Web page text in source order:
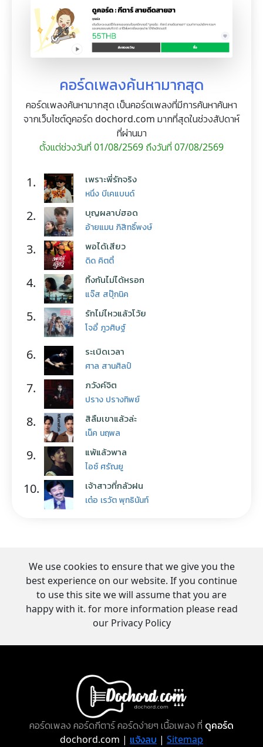
คอร์ดเพลงค้นหามากสุด
คอร์ดเพลงค้นหามากสุด เป็นคอร์ดเพลงที่มีการค้นหาค้นหา
จากเว็บไซต์ดูคอร์ด dochord.com มากที่สุดในช่วงสัปดาห์
ที่ผ่านมา
ตั้งแต่ช่วงวันที่ 01/08/2569 ถึงวันที่ 07/08/2569
1. เพราะพี่รักจริง
หนึ่ง บีเคแบนด์
2. บุญผลาบ่ฮอด
อ้ายแมน ภิสิทธิ์พงษ์
3. พอได้เสียว
ดิด คิตตี้
4. ทิ้งกันไม่ได้หรอก
แจ๊ส สปุ๊กนิค
5. รักไม่ไหวแล้วโว้ย
โจอี้ ภูวศิษฐ์
6. ระเบิดเวลา
ศาล สานศิลป์
7. ภวังค์จิต
ปราง ปรางทิพย์
8. สิลืมเขาแล้วล่ะ
เน็ค นฤพล
9. แพ้แล้วพาล
ไอซ์ ศรัณยู
10. เจ้าสาวที่กลัวฝน
เต๋อ เรวัต พุทธินันท์
We use cookies to ensure that we give you the
best experience on our website. If you continue
to use this site we will assume that you are
happy with it. for more information please read
our Privacy Policy
คอร์ดเพลง คอร์ดกีตาร์ คอร์ดง่ายๆ เนื้อเพลง ที่ ดูคอร์ด
dochord.com | แจ้งลบ | Sitemap